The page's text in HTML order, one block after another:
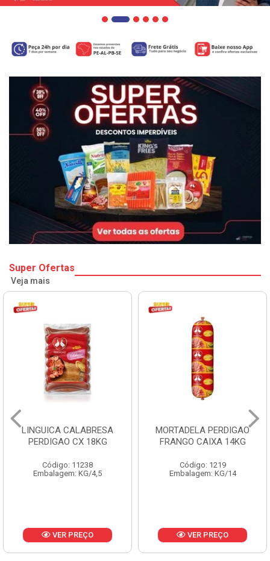
Super Ofertas
Veja mais
LINGUICA CALABRESA
PERDIGAO CX 18KG
Código: 11238
Embalagem: KG/4,5
VER PREÇO
MORTADELA PERDIGAO
FRANGO CAIXA 14KG
Código: 1219
Embalagem: KG/14
VER PREÇO